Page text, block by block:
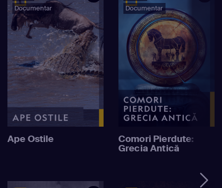
Documentar
Ape Ostile
Documentar
Comori Pierdute:
Grecia Antică